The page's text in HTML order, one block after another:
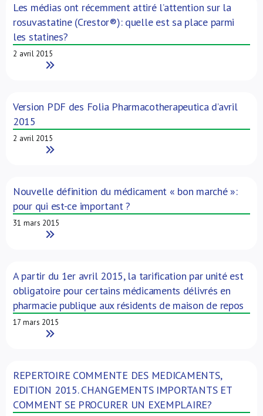
Les médias ont récemment attiré l’attention sur la
rosuvastatine (Crestor®): quelle est sa place parmi
les statines?
2 avril 2015
Read More
Version PDF des Folia Pharmacotherapeutica d’avril
2015
2 avril 2015
Read More
Nouvelle définition du médicament « bon marché »:
pour qui est-ce important ?
31 mars 2015
Read More
A partir du 1er avril 2015, la tarification par unité est
obligatoire pour certains médicaments délivrés en
pharmacie publique aux résidents de maison de repos
17 mars 2015
Read More
REPERTOIRE COMMENTE DES MEDICAMENTS,
EDITION 2015. CHANGEMENTS IMPORTANTS ET
COMMENT SE PROCURER UN EXEMPLAIRE?